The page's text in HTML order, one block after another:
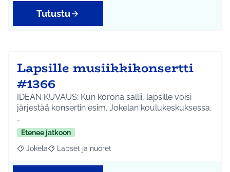
Tutustu
Lapsille musiikkikonsertti
#1366
IDEAN KUVAUS: Kun korona sallii, lapsille voisi
järjestää konsertin esim. Jokelan koulukeskuksessa.
…
Etenee jatkoon
Rajaa tulokset aihepiirin mukaan: Jokela
Jokela Rajaa tulokset teeman mukaan: Lapset ja nuoret
Lapset ja nuoret